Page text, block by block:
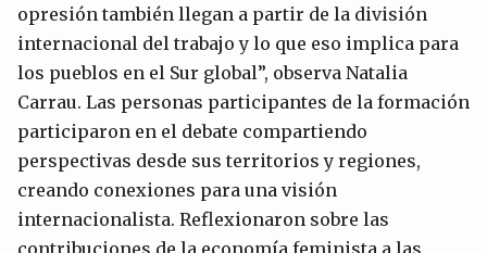
opresión también llegan a partir de la división
internacional del trabajo y lo que eso implica para
los pueblos en el Sur global”, observa Natalia
Carrau. Las personas participantes de la formación
participaron en el debate compartiendo
perspectivas desde sus territorios y regiones,
creando conexiones para una visión
internacionalista. Reflexionaron sobre las
contribuciones de la economía feminista a las